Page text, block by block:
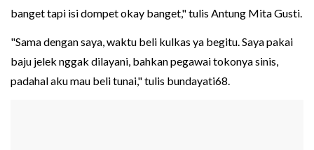
banget tapi isi dompet okay banget," tulis Antung Mita Gusti.
"Sama dengan saya, waktu beli kulkas ya begitu. Saya pakai
baju jelek nggak dilayani, bahkan pegawai tokonya sinis,
padahal aku mau beli tunai," tulis bundayati68.